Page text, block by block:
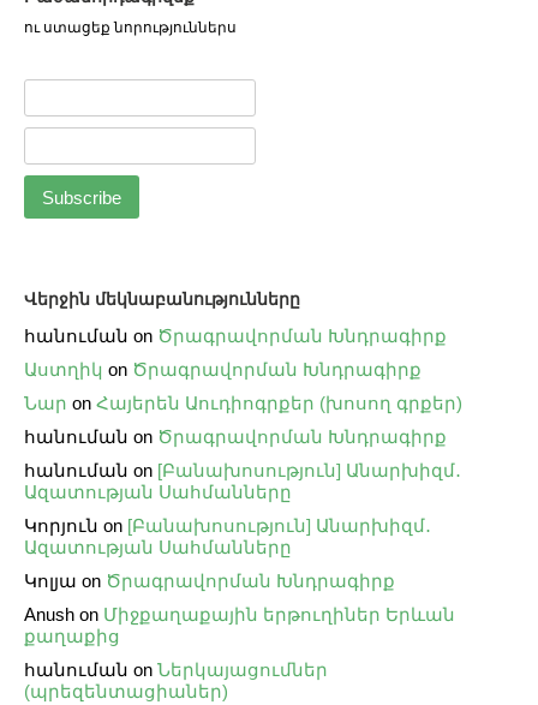
ու ստացեք նորություններս
Վերջին մեկնաբանությունները
հանուման on Ծրագրավորման Խնդրագիրք
Աստղիկ on Ծրագրավորման Խնդրագիրք
Նար on Հայերեն Աուդիոգրքեր (խոսող գրքեր)
հանուման on Ծրագրավորման Խնդրագիրք
հանուման on [Բանախոսություն] Անարխիզմ․
Ազատության Սահմանները
Կորյուն on [Բանախոսություն] Անարխիզմ․
Ազատության Սահմանները
Կոլյա on Ծրագրավորման Խնդրագիրք
Anush on Միջքաղաքային երթուղիներ Երևան
քաղաքից
հանուման on Ներկայացումներ
(պրեզենտացիաներ)